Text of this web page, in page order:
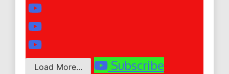
Load More... Subscribe